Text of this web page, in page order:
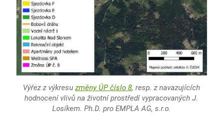
Výřez z výkresu změny ÚP číslo 8, resp. z navazujících
hodnocení vlivů na životní prostředí vypracovaných J.
Losíkem. Ph.D. pro EMPLA AG, s.r.o.